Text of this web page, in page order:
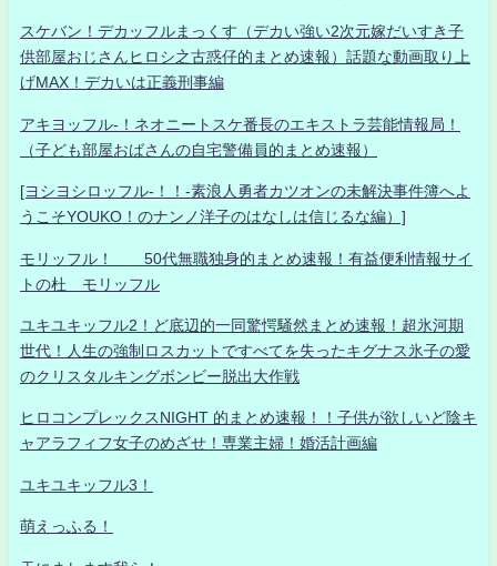
スケバン！デカッフルまっくす（デカい強い2次元嫁だいすき子
供部屋おじさんヒロシ之古惑仔的まとめ速報）話題な動画取り上
げMAX！デカいは正義刑事編
アキヨッフル-！ネオニートスケ番長のエキストラ芸能情報局！
（子ども部屋おばさんの自宅警備員的まとめ速報）
[ヨシヨシロッフル-！！-素浪人勇者カツオンの未解決事件簿へよ
うこそYOUKO！のナンノ洋子のはなしは信じるな編）]
モリッフル！ 50代無職独身的まとめ速報！有益便利情報サイ
トの杜 モリッフル
ユキユキッフル2！ど底辺的一同驚愕騒然まとめ速報！超氷河期
世代！人生の強制ロスカットですべてを失ったキグナス氷子の愛
のクリスタルキングボンビー脱出大作戦
ヒロコンプレックスNIGHT 的まとめ速報！！子供が欲しいど陰キ
ャアラフィフ女子のめざせ！専業主婦！婚活計画編
ユキユキッフル3！
萌えっふる！